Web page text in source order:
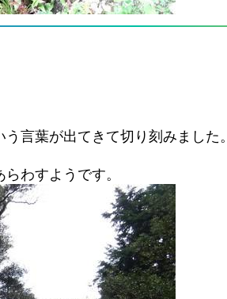
言葉が出てきて切り刻みました。
わすようです。